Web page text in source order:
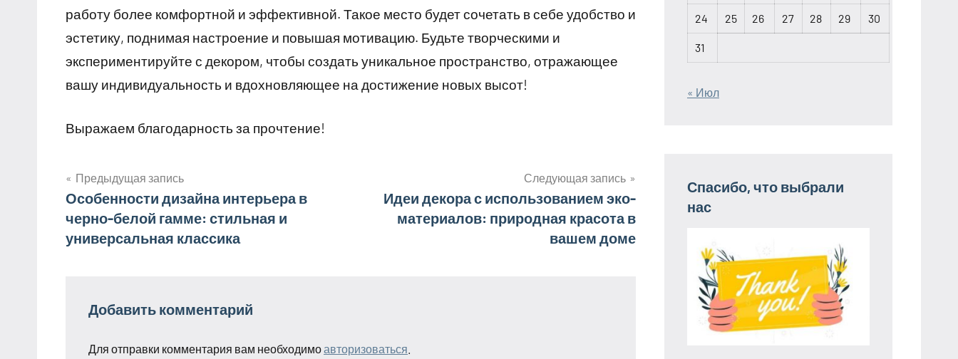
работу более комфортной и эффективной. Такое место будет сочетать в себе удобство и
эстетику, поднимая настроение и повышая мотивацию. Будьте творческими и
экспериментируйте с декором, чтобы создать уникальное пространство, отражающее
вашу индивидуальность и вдохновляющее на достижение новых высот!
Выражаем благодарность за прочтение!
Навигация
по
Предыдущая запись
Особенности дизайна интерьера в
черно-белой гамме: стильная и
универсальная классика
Следующая запись
Идеи декора с использованием эко-
материалов: природная красота в
вашем доме
Добавить комментарий
Для отправки комментария вам необходимоавторизоваться
24 25 26 27 28 29 30
31
« Июл
Спасибо, что выбрали
нас